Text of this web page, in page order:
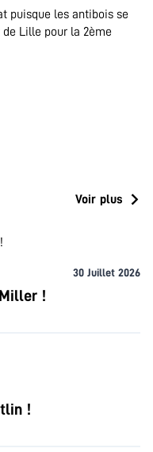
puisque les antibois se
Lille pour la 2ème
Voir plus
30 Juillet 2026
!
!